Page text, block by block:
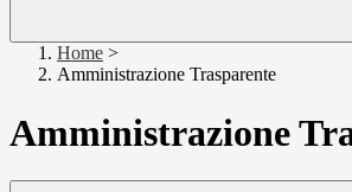
Home >
Amministrazione Trasparente
Amministrazione